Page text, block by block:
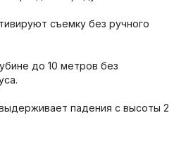
съемку без ручного
до 10 метров без
падения с высоты 2